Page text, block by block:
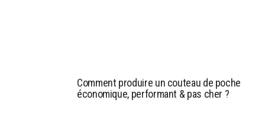
Comment produire un couteau de poche
économique, performant & pas cher ?